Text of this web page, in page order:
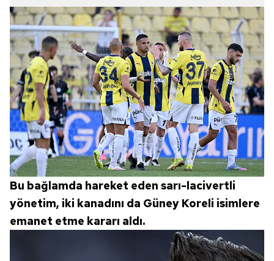
Bu bağlamda hareket eden sarı-lacivertli
yönetim, iki kanadını da Güney Koreli isimlere
emanet etme kararı aldı.